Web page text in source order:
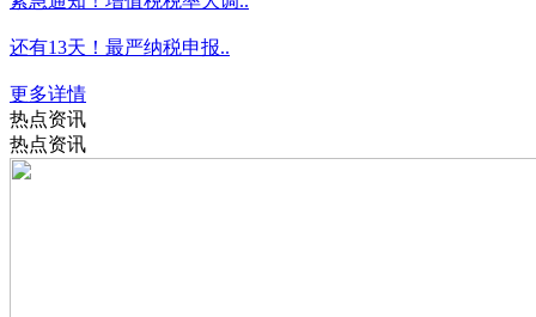
还有13天！最严纳税申报..
更多详情
热点资讯
热点资讯